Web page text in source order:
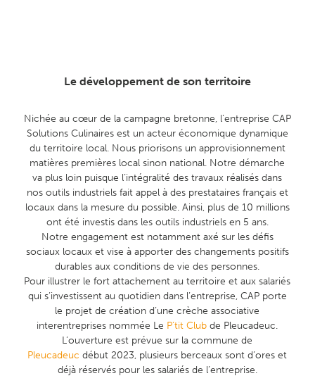
Le développement de son territoire
Nichée au cœur de la campagne bretonne, l’entreprise CAP
Solutions Culinaires est un acteur économique dynamique
du territoire local. Nous priorisons un approvisionnement
matières premières local sinon national. Notre démarche
va plus loin puisque l’intégralité des travaux réalisés dans
nos outils industriels fait appel à des prestataires français et
locaux dans la mesure du possible. Ainsi, plus de 10 millions
ont été investis dans les outils industriels en 5 ans.
Notre engagement est notamment axé sur les défis
sociaux locaux et vise à apporter des changements positifs
durables aux conditions de vie des personnes.
Pour illustrer le fort attachement au territoire et aux salariés
qui s’investissent au quotidien dans l’entreprise, CAP porte
le projet de création d’une crèche associative
interentreprises nommée Le P’tit Club de Pleucadeuc.
L’ouverture est prévue sur la commune de
Pleucadeuc début 2023, plusieurs berceaux sont d’ores et
déjà réservés pour les salariés de l’entreprise.